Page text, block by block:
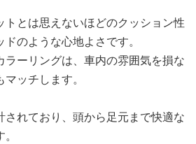
トとは思えないほどのクッション性
のような心地よさです。
ラーリングは、車内の雰囲気を損な
ッチします。
されており、頭から足元まで快適な